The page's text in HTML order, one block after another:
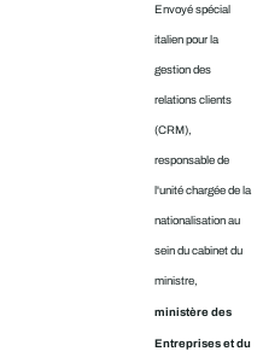
Envoyé spécial
italien pour la
gestion des
relations clients
(CRM),
responsable de
l'unité chargée de la
nationalisation au
sein du cabinet du
ministre,
ministère des
Entreprises et du